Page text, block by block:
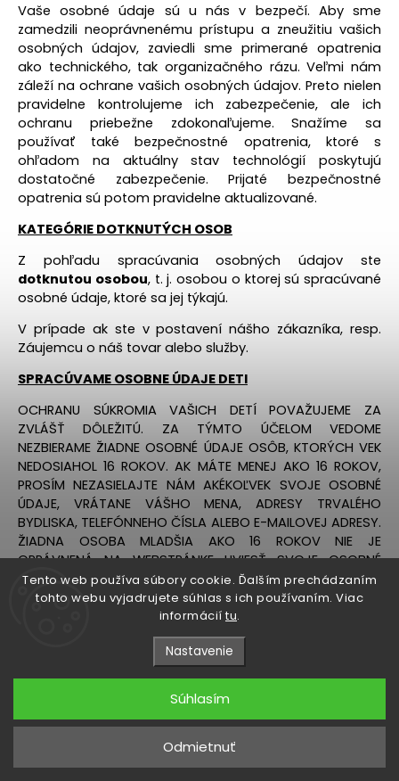
Tento web používa súbory cookie. Ďalším prechádzaním
tohto webu vyjadrujete súhlas s ich používaním. Viac
informácií tu.
Nastavenie
Odmietnuť
Súhlasím
Vaše osobné údaje sú u nás v bezpečí. Aby sme
zamedzili neoprávnenému prístupu a zneužitiu vašich
osobných údajov, zaviedli sme primerané opatrenia
ako technického, tak organizačného rázu. Veľmi nám
záleží na ochrane vašich osobných údajov. Preto nielen
pravidelne kontrolujeme ich zabezpečenie, ale ich
ochranu priebežne zdokonaľujeme. Snažíme sa
používať také bezpečnostné opatrenia, ktoré s
ohľadom na aktuálny stav technológií poskytujú
dostatočné zabezpečenie. Prijaté bezpečnostné
opatrenia sú potom pravidelne aktualizované.
KATEGÓRIE DOTKNUTÝCH OSOB
Z pohľadu spracúvania osobných údajov ste
dotknutou osobou, t. j. osobou o ktorej sú spracúvané
osobné údaje, ktoré sa jej týkajú.
V prípade ak ste v postavení nášho zákazníka, resp.
Záujemcu o náš tovar alebo služby.
SPRACÚVAME OSOBNE ÚDAJE DETI
OCHRANU SÚKROMIA VAŠICH DETÍ POVAŽUJEME ZA
ZVLÁŠŤ DÔLEŽITÚ. ZA TÝMTO ÚČELOM VEDOME
NEZBIERAME ŽIADNE OSOBNÉ ÚDAJE OSÔB, KTORÝCH VEK
NEDOSIAHOL 16 ROKOV. AK MÁTE MENEJ AKO 16 ROKOV,
PROSÍM NEZASIELAJTE NÁM AKÉKOĽVEK SVOJE OSOBNÉ
ÚDAJE, VRÁTANE VÁŠHO MENA, ADRESY TRVALÉHO
BYDLISKA, TELEFÓNNEHO ČÍSLA ALEBO E-MAILOVEJ ADRESY.
ŽIADNA OSOBA MLADŠIA AKO 16 ROKOV NIE JE
OPRÁVNENÁ NA WEBSTRÁNKE UVIESŤ SVOJE OSOBNÉ
ÚDAJE. POKIAĽ ZISTÍME, ŽE AKÝKOĽVEK OSOBNÝ ÚDAJ,
KTORÝ SPRACÚVAME SA TÝKA OSOBY, KTOREJ VEK
NEDOSIAHOL 16 ROKOV A ZÁROVEŇ NÁM NEBOL UDELENÝ
SÚHLAS ZÁKONNÉHO ZÁSTUPCU TAKEJTO OSOBY,
TAKÝTO OSOBNÝ ÚDAJ BEZ OMEŠKANIA VYMAŽEME. AK
MÁTE PODOZRENIE, ŽE BY SME MOHLI SPRACÚVAŤ
INFORMÁCIE OD ALEBO O OSOBÁCH MLADŠÍCH AKO 16
PRÁVA DOTKNUTÝCH OSÔB PODĽA NARIADENIA